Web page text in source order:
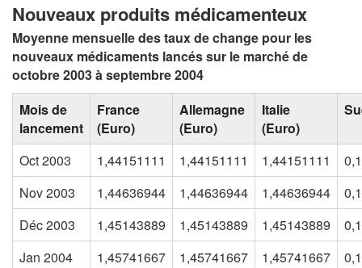
Nouveaux produits médicamenteux
Moyenne mensuelle des taux de change pour les
nouveaux médicaments lancés sur le marché de
octobre 2003 à septembre 2004
Mois de
lancement
France
(Euro)
Allemagne
(Euro)
Italie
(Euro)
Oct 2003 1,44151111 1,44151111 1,44151111
Nov 2003
1,44636944 1,44636944 1,44636944
Déc 2003
1,45143889 1,45143889 1,45143889
Jan 2004
1,45741667 1,45741667 1,45741667